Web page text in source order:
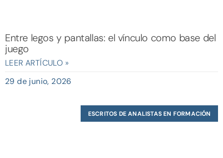
Entre legos y pantallas: el vínculo como base del
juego
LEER ARTÍCULO »
29 de junio, 2026
ESCRITOS DE ANALISTAS EN FORMACIÓN